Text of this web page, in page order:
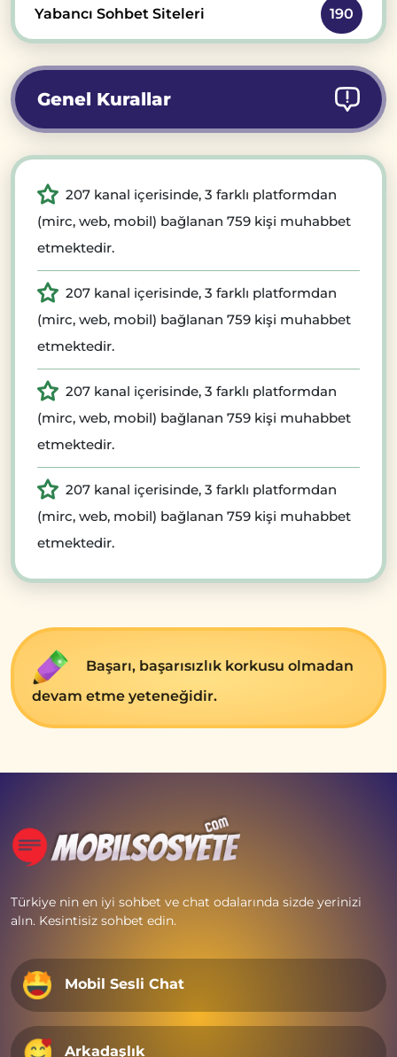
Yabancı Sohbet Siteleri 190
Genel Kurallar
207 kanal içerisinde, 3 farklı platformdan
(mirc, web, mobil) bağlanan 759 kişi muhabbet
etmektedir.
207 kanal içerisinde, 3 farklı platformdan
(mirc, web, mobil) bağlanan 759 kişi muhabbet
etmektedir.
207 kanal içerisinde, 3 farklı platformdan
(mirc, web, mobil) bağlanan 759 kişi muhabbet
etmektedir.
207 kanal içerisinde, 3 farklı platformdan
(mirc, web, mobil) bağlanan 759 kişi muhabbet
etmektedir.
Başarı, başarısızlık korkusu olmadan
devam etme yeteneğidir.
Türkiye nin en iyi sohbet ve chat odalarında sizde yerinizi
alın. Kesintisiz sohbet edin.
Mobil Sesli Chat
Arkadaşlık